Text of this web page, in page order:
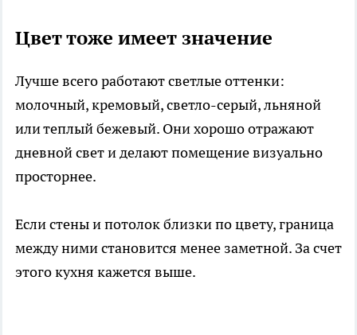
Цвет тоже имеет значение
Лучше всего работают светлые оттенки:
молочный, кремовый, светло-серый, льняной
или теплый бежевый. Они хорошо отражают
дневной свет и делают помещение визуально
просторнее.
Если стены и потолок близки по цвету, граница
между ними становится менее заметной. За счет
этого кухня кажется выше.